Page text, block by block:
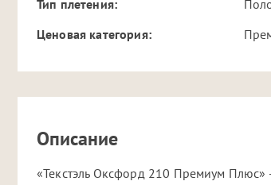
Тип плетения:
Ценовая категория:
Описание
«Текстэль Оксфорд 210 Премиум Плюс»